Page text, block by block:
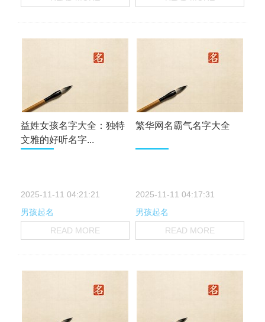
益姓女孩名字大全：独特
文雅的好听名字...
2025-11-11 04:21:21
男孩起名
READ MORE
繁华网名霸气名字大全
2025-11-11 04:17:31
男孩起名
READ MORE